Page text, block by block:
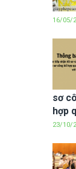
16/05/
sơ
hợp
23/10/